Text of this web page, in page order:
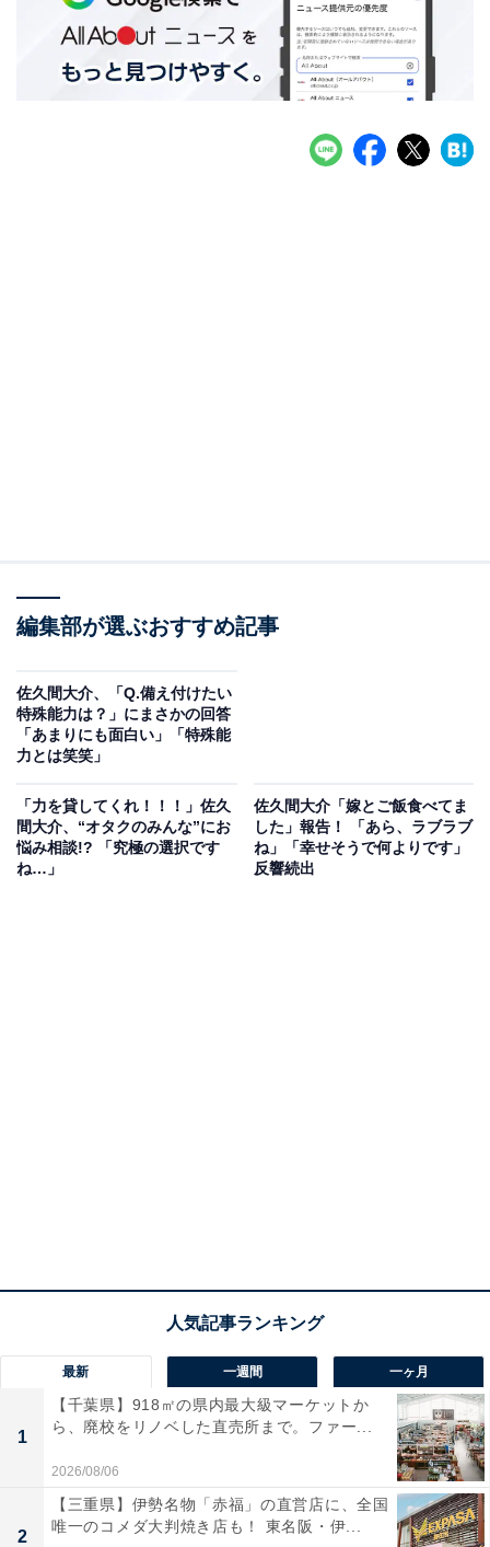
編集部が選ぶおすすめ記事
佐久間大介、「Q.備え付けたい
特殊能力は？」にまさかの回答
「あまりにも面白い」「特殊能
力とは笑笑」
「力を貸してくれ！！！」佐久
間大介、“オタクのみんな”にお
悩み相談!? 「究極の選択です
ね…」
佐久間大介「嫁とご飯食べてま
した」報告！ 「あら、ラブラブ
ね」「幸せそうで何よりです」
反響続出
最新 一週間 一ヶ月
1
【千葉県】918㎡の県内最大級マーケットか
ら、廃校をリノベした直売所まで。ファー...
2026/08/06
2
【三重県】伊勢名物「赤福」の直営店に、全国
唯一のコメダ大判焼き店も！ 東名阪・伊...